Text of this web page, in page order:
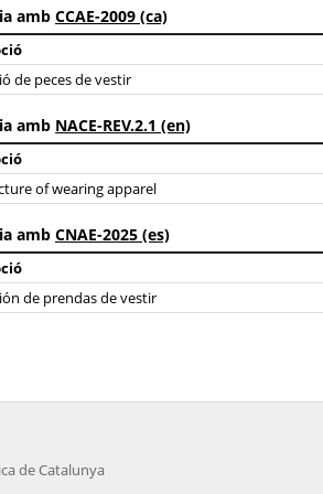
amb CCAE-2009 (ca)
de peces de vestir
amb NACE-REV.2.1 (en)
of wearing apparel
amb CNAE-2025 (es)
de prendas de vestir
de Catalunya